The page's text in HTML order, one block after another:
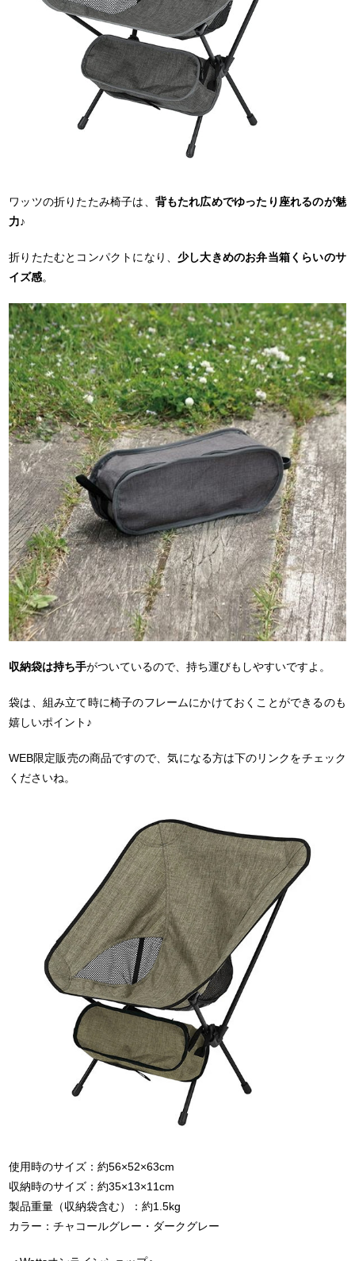
ワッツの折りたたみ椅子は、 背もたれ広めでゆったり座れるのが魅
力♪
折りたたむとコンパクトになり、少し大きめのお弁当箱くらいのサ
イズ感。
収納袋は持ち手がついているので、持ち運びもしやすいですよ。
袋は、組み立て時に椅子のフレームにかけておくことができるのも
嬉しいポイント♪
WEB限定販売の商品ですので、気になる方は下のリンクをチェック
くださいね。
使用時のサイズ：約56×52×63cm
収納時のサイズ：約35×13×11cm
製品重量（収納袋含む）：約1.5kg
カラー：チャコールグレー・ダークグレー